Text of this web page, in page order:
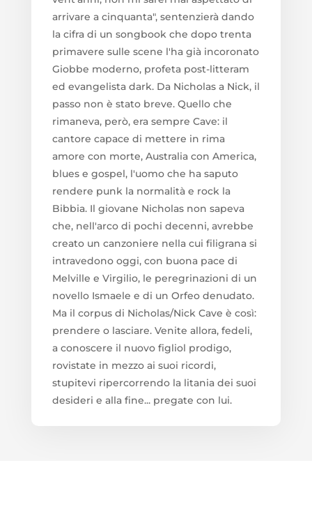
arrivare a cinquanta", sentenzierà dando
la cifra di un songbook che dopo trenta
primavere sulle scene l'ha già incoronato
Giobbe moderno, profeta post-litteram
ed evangelista dark. Da Nicholas a Nick, il
passo non è stato breve. Quello che
rimaneva, però, era sempre Cave: il
cantore capace di mettere in rima
amore con morte, Australia con America,
blues e gospel, l'uomo che ha saputo
rendere punk la normalità e rock la
Bibbia. Il giovane Nicholas non sapeva
che, nell'arco di pochi decenni, avrebbe
creato un canzoniere nella cui filigrana si
intravedono oggi, con buona pace di
Melville e Virgilio, le peregrinazioni di un
novello Ismaele e di un Orfeo denudato.
Ma il corpus di Nicholas/Nick Cave è così:
prendere o lasciare. Venite allora, fedeli,
a conoscere il nuovo figliol prodigo,
rovistate in mezzo ai suoi ricordi,
stupitevi ripercorrendo la litania dei suoi
desideri e alla fine... pregate con lui.